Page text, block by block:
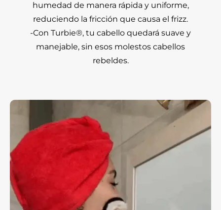
humedad de manera rápida y uniforme,
reduciendo la fricción que causa el frizz.
-Con Turbie®, tu cabello quedará suave y
manejable, sin esos molestos cabellos
rebeldes.